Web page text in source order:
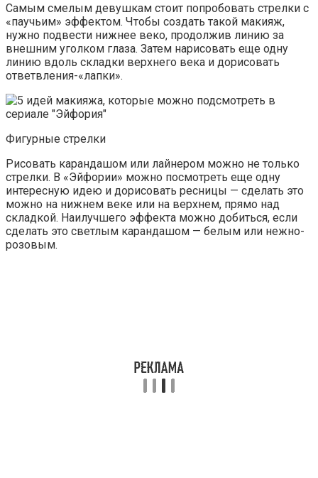
Самым смелым девушкам стоит попробовать стрелки с
«паучьим» эффектом. Чтобы создать такой макияж,
нужно подвести нижнее веко, продолжив линию за
внешним уголком глаза. Затем нарисовать еще одну
линию вдоль складки верхнего века и дорисовать
ответвления-«лапки».
Фигурные стрелки
Рисовать карандашом или лайнером можно не только
стрелки. В «Эйфории» можно посмотреть еще одну
интересную идею и дорисовать ресницы — сделать это
можно на нижнем веке или на верхнем, прямо над
складкой. Наилучшего эффекта можно добиться, если
сделать это светлым карандашом — белым или нежно-
розовым.